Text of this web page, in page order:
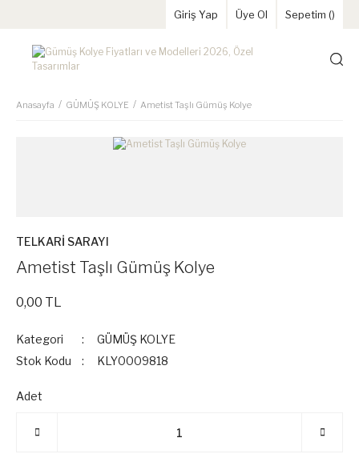
Giriş Yap Üye Ol Sepetim ()
Anasayfa GÜMÜŞ KOLYE Ametist Taşlı Gümüş Kolye
TELKARİ SARAYI
Ametist Taşlı Gümüş Kolye
0,00 TL
Kategori
GÜMÜŞ KOLYE
Stok Kodu
KLY0009818
Adet